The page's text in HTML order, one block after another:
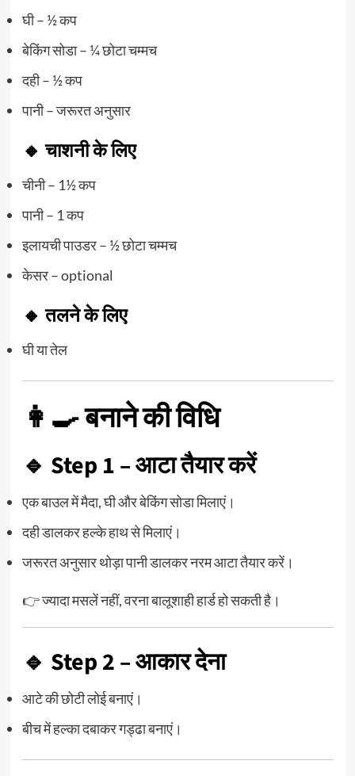
घी – ½ कप
बेकिंग सोडा – ¼ छोटा चम्मच
दही – ½ कप
पानी – जरूरत अनुसार
🔸 चाशनी के लिए
चीनी – 1½ कप
पानी – 1 कप
इलायची पाउडर – ½ छोटा चम्मच
केसर – optional
🔸 तलने के लिए
घी या तेल
👩‍🍳 बनाने की विधि
🔹 Step 1 – आटा तैयार करें
एक बाउल में मैदा, घी और बेकिंग सोडा मिलाएं।
दही डालकर हल्के हाथ से मिलाएं।
जरूरत अनुसार थोड़ा पानी डालकर नरम आटा तैयार करें।
👉 ज्यादा मसलें नहीं, वरना बालूशाही हार्ड हो सकती है।
🔹 Step 2 – आकार देना
आटे की छोटी लोई बनाएं।
बीच में हल्का दबाकर गड्ढा बनाएं।